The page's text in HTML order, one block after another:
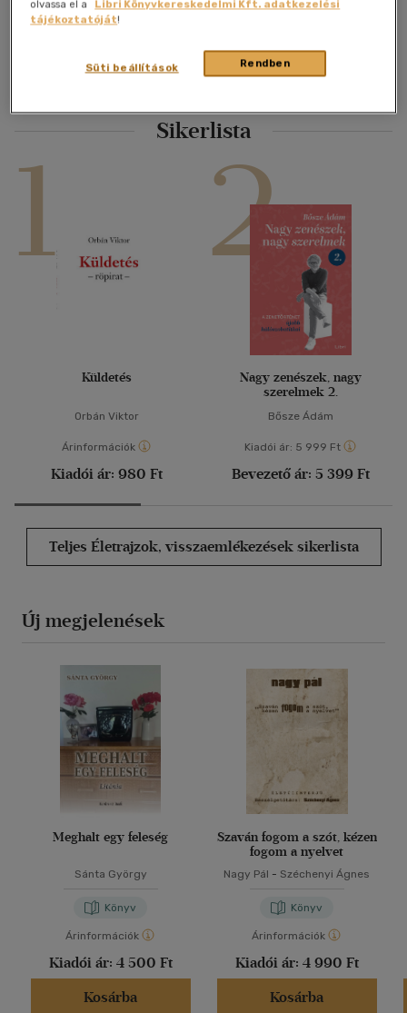
Tudósok
Építészek
Sikerlista
1
Küldetés
Orbán Viktor
Árinformációk
Kiadói ár: 980 Ft
2
Nagy zenészek, nagy
szerelmek 2.
Bősze Ádám
Kiadói ár: 5 999 Ft
Bevezető ár: 5 399 Ft
Teljes Életrajzok, visszaemlékezések sikerlista
Új megjelenések
Meghalt egy feleség
Sánta György
Könyv
Árinformációk
Kiadói ár: 4 500 Ft
Kosárba
Szaván fogom a szót, kézen
fogom a nyelvet
Nagy Pál - Széchenyi Ágnes
Könyv
Árinformációk
Kiadói ár: 4 990 Ft
Kosárba
olvassa el a
Libri Könyvkereskedelmi Kft. adatkezelési
tájékoztatóját!
Rendben
Süti beállítások